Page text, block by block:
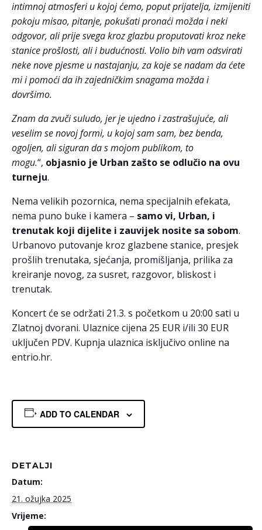
intimnoj atmosferi u kojoj ćemo, poput prijatelja, izmijeniti
pokoju misao, pitanje, pokušati pronaći možda i neki
odgovor, ali prije svega kroz glazbu proputovati kroz neke
stanice prošlosti, ali i budućnosti. Volio bih vam odsvirati
neke nove pjesme u nastajanju, za koje se nadam da ćete
mi i pomoći da ih zajedničkim snagama možda i
dovršimo.
Znam da zvuči suludo, jer je ujedno i zastrašujuće, ali
veselim se novoj formi, u kojoj sam sam, bez benda,
ogoljen, ali siguran da s mojom publikom, to
mogu.“, objasnio je Urban zašto se odlučio na ovu
turneju.
Nema velikih pozornica, nema specijalnih efekata,
nema puno buke i kamera – samo vi, Urban, i
trenutak koji dijelite i zauvijek nosite sa sobom.
Urbanovo putovanje kroz glazbene stanice, presjek
prošlih trenutaka, sjećanja, promišljanja, prilika za
kreiranje novog, za susret, razgovor, bliskost i
trenutak.
Koncert će se održati 21.3. s početkom u 20:00 sati u
Zlatnoj dvorani. Ulaznice cijena 25 EUR i/ili 30 EUR
uključen PDV. Kupnja ulaznica isključivo online na
entrio.hr.
ADD TO CALENDAR
DETALJI
Datum:
21. ožujka 2025
Vrijeme: